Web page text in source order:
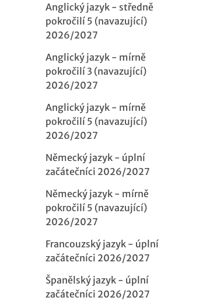
Anglický jazyk - středně
pokročilí 5 (navazující)
2026/2027
Anglický jazyk - mírně
pokročilí 3 (navazující)
2026/2027
Anglický jazyk - mírně
pokročilí 5 (navazující)
2026/2027
Německý jazyk - úplní
začátečníci 2026/2027
Německý jazyk - mírně
pokročilí 5 (navazující)
2026/2027
Francouzský jazyk - úplní
začátečníci 2026/2027
Španělský jazyk - úplní
začátečníci 2026/2027